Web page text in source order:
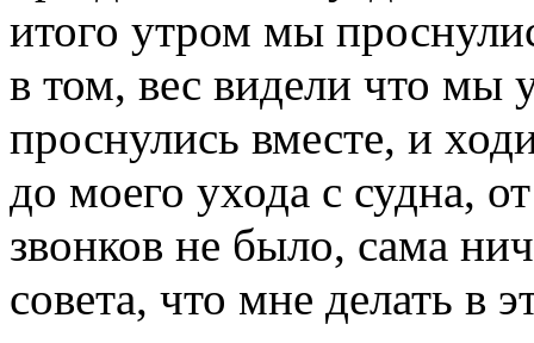
итого утром мы
в том, вес видели что мы
проснулись вместе, и
до моего ухода с судна,
звонков не было, сама
совета, что мне делать в